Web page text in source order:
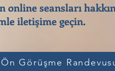
online seansları
iletişime geçin.​
Ön Görüşme